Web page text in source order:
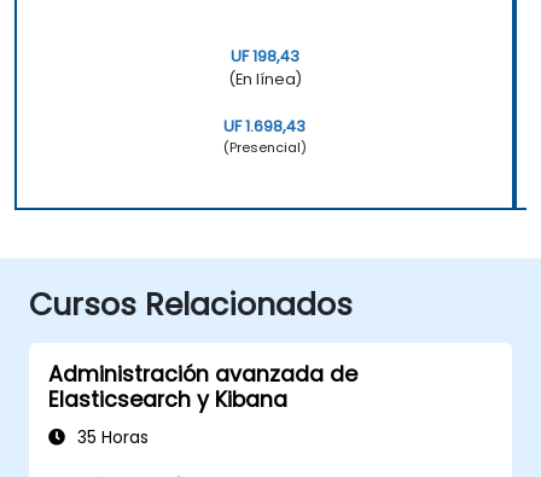
UF 198,43
(En línea)
UF 1.698,43
(Presencial)
Cursos Relacionados
Administración avanzada de
Elasticsearch y Kibana
35 Horas